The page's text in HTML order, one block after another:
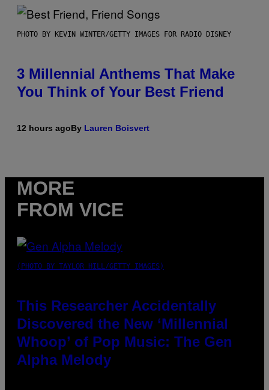
PHOTO BY KEVIN WINTER/GETTY IMAGES FOR RADIO DISNEY
3 Millennial Anthems That Make
You Think of Your Best Friend
12 hours agoBy Lauren Boisvert
MORE
FROM VICE
(PHOTO BY TAYLOR HILL/GETTY IMAGES)
This Researcher Accidentally
Discovered the New ‘Millennial
Whoop’ of Pop Music: The Gen
Alpha Melody